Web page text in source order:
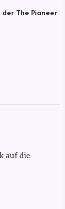
der The Pioneer
auf die